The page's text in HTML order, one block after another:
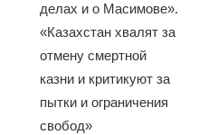
делах и о Масимове».
«Казахстан хвалят за
отмену смертной
казни и критикуют за
пытки и ограничения
свобод»